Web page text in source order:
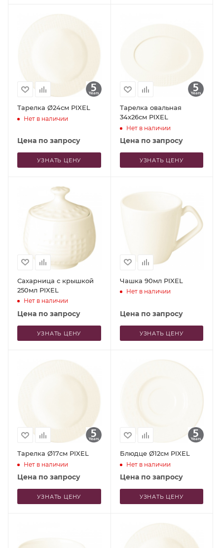
Тарелка Ø24см PIXEL
Нет в наличии
Цена по запросу
УЗНАТЬ ЦЕНУ
Тарелка овальная
34x26см PIXEL
Нет в наличии
Цена по запросу
УЗНАТЬ ЦЕНУ
Сахарница с крышкой
250мл PIXEL
Нет в наличии
Цена по запросу
УЗНАТЬ ЦЕНУ
Чашка 90мл PIXEL
Нет в наличии
Цена по запросу
УЗНАТЬ ЦЕНУ
Тарелка Ø17см PIXEL
Нет в наличии
Цена по запросу
УЗНАТЬ ЦЕНУ
Блюдце Ø12см PIXEL
Нет в наличии
Цена по запросу
УЗНАТЬ ЦЕНУ